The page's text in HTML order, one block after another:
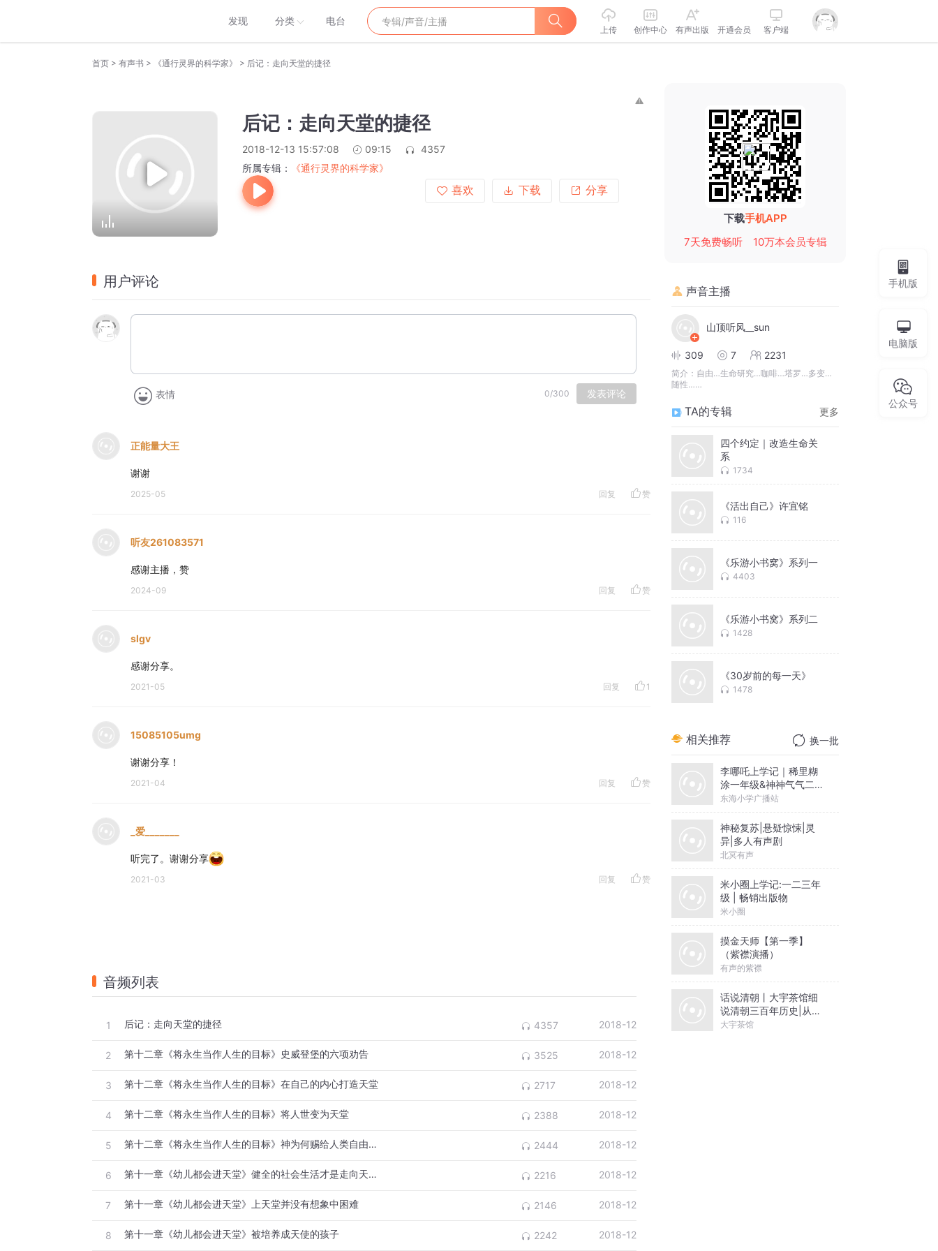
发现 分类 电台
上传 创作中心 有声出版 开通会员 客户端
首页 > 有声书 > 《通行灵界的科学家》 > 后记：走向天堂的捷径
后记：走向天堂的捷径
2018-12-13 15:57:08 09:15
4357
所属专辑：
《通行灵界的科学家》
喜欢
下载 分享
用户评论
表情 0/300 发表评论
正能量大王
谢谢
2025-05 回复 赞
听友261083571
感谢主播，赞
2024-09 回复 赞
slgv
感谢分享。
2021-05 回复 1
15085105umg
谢谢分享！
2021-04 回复 赞
_爱_______
听完了。谢谢分享
2021-03 回复 赞
音频列表
1 后记：走向天堂的捷径 4357 2018-12
2 第十二章《将永生当作人生的目标》史威登堡的六项劝告 3525 2018-12
3 第十二章《将永生当作人生的目标》在自己的内心打造天堂 2717 2018-12
4 第十二章《将永生当作人生的目标》将人世变为天堂 2388 2018-12
5 第十二章《将永生当作人生的目标》神为何赐给人类自由意志？ 2444 2018-12
6 第十一章《幼儿都会进天堂》健全的社会生活才是走向天堂的基础 2216 2018-12
7 第十一章《幼儿都会进天堂》上天堂并没有想象中困难 2146 2018-12
8 第十一章《幼儿都会进天堂》被培养成天使的孩子 2242 2018-12
下载手机APP
7天免费畅听
10万本会员专辑
声音主播
山顶听风__sun
309 7 2231
简介： 自由…生命研究…咖啡…塔罗…多变…
随性……
TA的专辑 更多
四个约定｜改造生命关
系
1734
《活出自己》许宜铭
116
《乐游小书窝》系列一
4403
《乐游小书窝》系列二
1428
《30岁前的每一天》
1478
相关推荐 换一批
李哪吒上学记｜稀里糊
涂一年级&神神气气二年
级
东海小学广播站
神秘复苏|悬疑惊悚|灵
异|多人有声剧
北冥有声
米小圈上学记:一二三年
级 | 畅销出版物
米小圈
摸金天师【第一季】
（紫襟演播）
有声的紫襟
话说清朝丨大宇茶馆细
说清朝三百年历史|从努
尔哈赤到末代皇帝溥仪|
大宇茶馆
手机版
电脑版
公众号